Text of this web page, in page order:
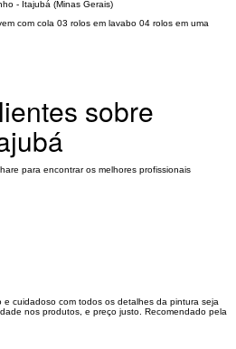
- Itajubá (Minas Gerais)
com cola 03 rolos em lavabo 04 rolos em uma
sobre
para encontrar os melhores profissionais
cuidadoso com todos os detalhes da pintura seja
nos produtos, e preço justo. Recomendado pela